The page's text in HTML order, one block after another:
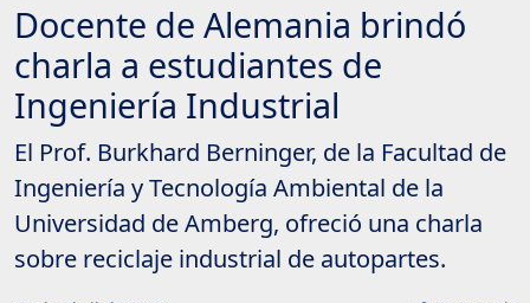
Docente de Alemania brindó
charla a estudiantes de
Ingeniería Industrial
El Prof. Burkhard Berninger, de la Facultad de
Ingeniería y Tecnología Ambiental de la
Universidad de Amberg, ofreció una charla
sobre reciclaje industrial de autopartes.